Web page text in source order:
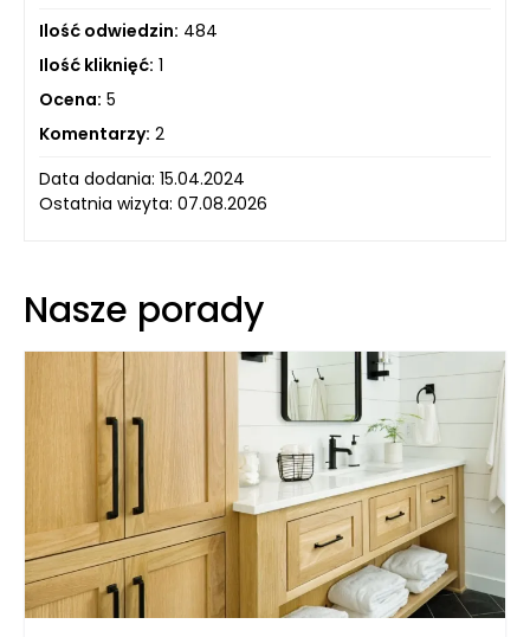
Ilość odwiedzin: 484
Ilość kliknięć: 1
Ocena: 5
Komentarzy: 2
Data dodania: 15.04.2024
Ostatnia wizyta: 07.08.2026
Nasze porady